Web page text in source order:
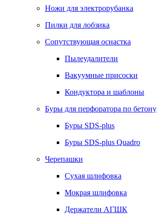
Ножи для электрорубанка
Пилки для лобзика
Сопутствующая оснастка
Пылеудалители
Вакуумные присоски
Кондуктора и шаблоны
Буры для перфоратора по бетону
Буры SDS-plus
Буры SDS-plus Quadro
Черепашки
Сухая шлифовка
Мокрая шлифовка
Держатели АГШК